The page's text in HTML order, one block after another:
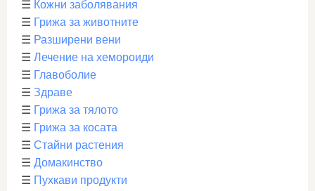
☰ Кожни заболявания
☰ Грижа за животните
☰ Разширени вени
☰ Лечение на хемороиди
☰ Главоболие
☰ Здраве
☰ Грижа за тялото
☰ Грижа за косата
☰ Стайни растения
☰ Домакинство
☰ Пухкави продукти